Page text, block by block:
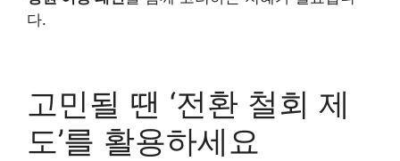
다.
고민될 땐 ‘전환 철회 제
도’를 활용하세요